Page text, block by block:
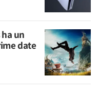
un
date